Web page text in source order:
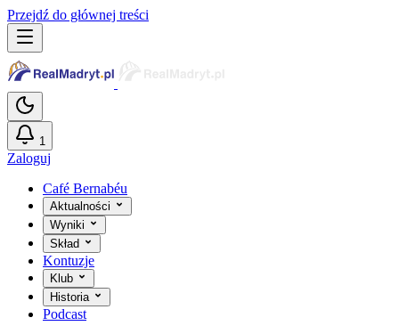
Przejdź do głównej treści
1
Zaloguj
Café Bernabéu
Aktualności
Wyniki
Skład
Kontuzje
Klub
Historia
Podcast